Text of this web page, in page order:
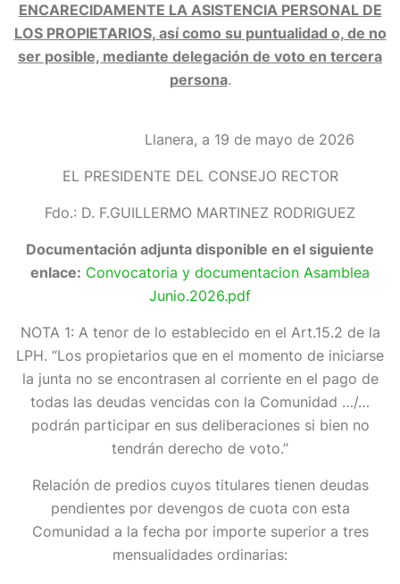
ENCARECIDAMENTE LA ASISTENCIA PERSONAL DE
LOS PROPIETARIOS, así como su puntualidad o, de no
ser posible, mediante delegación de voto en tercera
persona.
Llanera, a 19 de mayo de 2026
EL PRESIDENTE DEL CONSEJO RECTOR
Fdo.: D. F.GUILLERMO MARTINEZ RODRIGUEZ
Documentación adjunta disponible en el siguiente
enlace: Convocatoria y documentacion Asamblea
Junio.2026.pdf
NOTA 1: A tenor de lo establecido en el Art.15.2 de la
LPH. “Los propietarios que en el momento de iniciarse
la junta no se encontrasen al corriente en el pago de
todas las deudas vencidas con la Comunidad …/…
podrán participar en sus deliberaciones si bien no
tendrán derecho de voto.”
Relación de predios cuyos titulares tienen deudas
pendientes por devengos de cuota con esta
Comunidad a la fecha por importe superior a tres
mensualidades ordinarias: